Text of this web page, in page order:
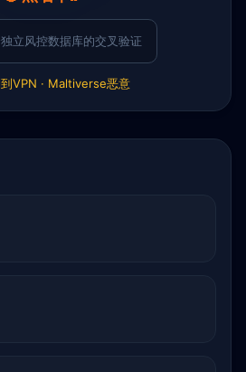
立风控数据库的交叉验证
VPN · Maltiverse恶意